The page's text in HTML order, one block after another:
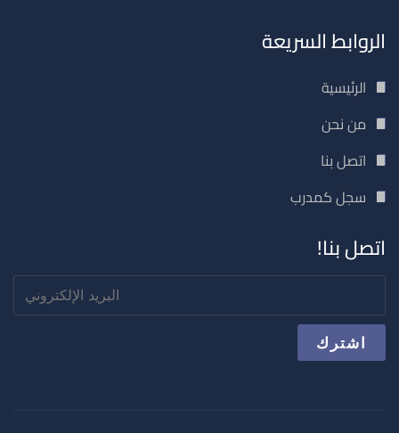
الروابط السريعة
الرئيسية
من نحن
اتصل بنا
سجل كمدرب
اتصل بنا!